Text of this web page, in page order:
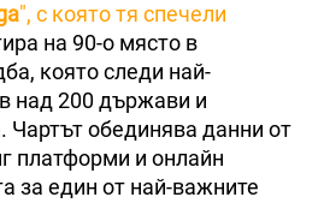
", с която тя спечели
на 90-о място в
която следи най-
над 200 държави и
Чартът обединява данни от
платформи и онлайн
за един от най-важните